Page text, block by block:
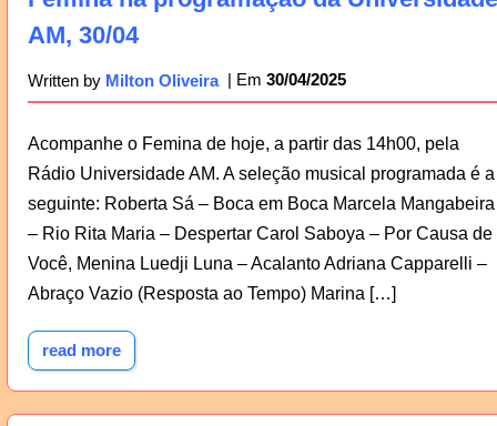
AM, 30/04
Written by Milton Oliveira 30/04/2025
Acompanhe o Femina de hoje, a partir das 14h00, pela
Rádio Universidade AM. A seleção musical programada é a
seguinte: Roberta Sá – Boca em Boca Marcela Mangabeira
– Rio Rita Maria – Despertar Carol Saboya – Por Causa de
Você, Menina Luedji Luna – Acalanto Adriana Capparelli –
Abraço Vazio (Resposta ao Tempo) Marina […]
read more